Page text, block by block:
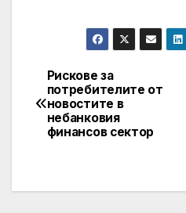
Post
navigation
Рискове за
потребителите от
новостите в
небанковия
финансов сектор